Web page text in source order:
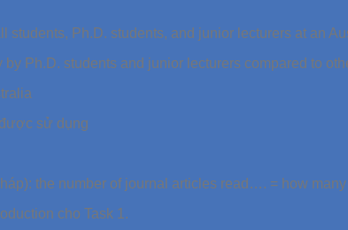
students, Ph.D. students, and junior lecturers at an
Ph.D. students and junior lecturers compared to
sử dụng
the number of journal articles read…. = how
cho Task 1.